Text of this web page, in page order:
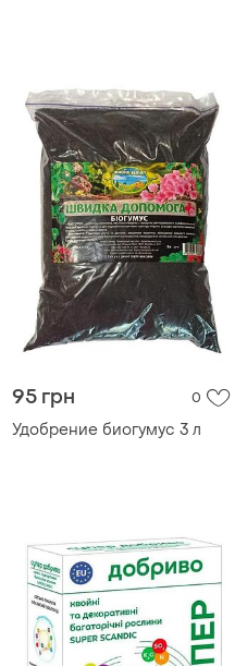
95 грн 0
Удобрение биогумус 3 л